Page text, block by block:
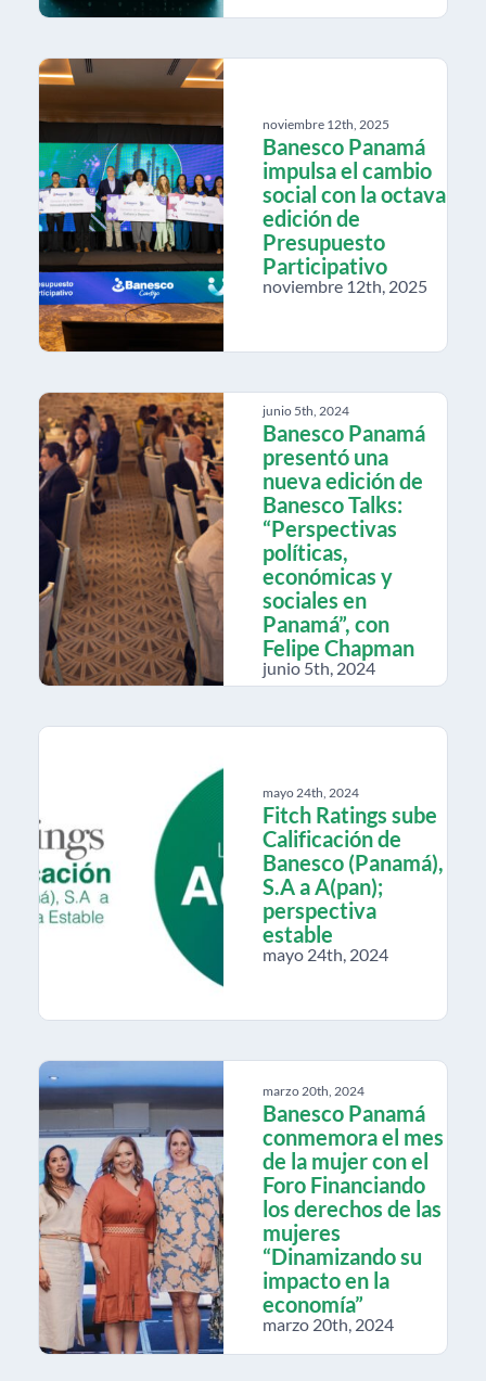
noviembre 12th, 2025
Banesco Panamá
impulsa el cambio
social con la octava
edición de
Presupuesto
Participativo
noviembre 12th, 2025
junio 5th, 2024
Banesco Panamá
presentó una
nueva edición de
Banesco Talks:
“Perspectivas
políticas,
económicas y
sociales en
Panamá”, con
Felipe Chapman
junio 5th, 2024
mayo 24th, 2024
Fitch Ratings sube
Calificación de
Banesco (Panamá),
S.A a A(pan);
perspectiva
estable
mayo 24th, 2024
marzo 20th, 2024
Banesco Panamá
conmemora el mes
de la mujer con el
Foro Financiando
los derechos de las
mujeres
“Dinamizando su
impacto en la
economía”
marzo 20th, 2024